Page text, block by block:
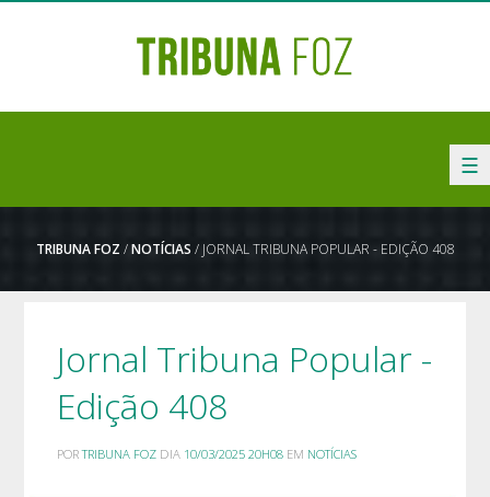
☰
TRIBUNA FOZ /NOTÍCIAS / JORNAL TRIBUNA POPULAR - EDIÇÃO 408
Jornal Tribuna Popular -
Edição 408
PORTRIBUNA FOZ DIA 10/03/2025 20H08 EM NOTÍCIAS